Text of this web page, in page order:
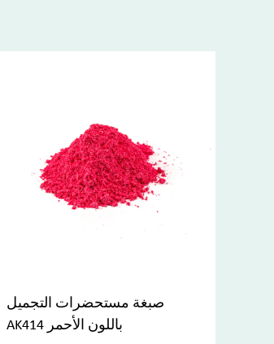
صبغة مستحضرات التجميل
AK414 باللون الأحمر